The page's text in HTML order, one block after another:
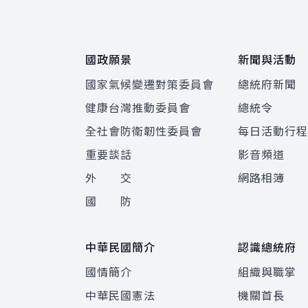
國政願景
國家氣候變遷對策委員會
健康台灣推動委員會
全社會防衛韌性委員會
重要談話
外 交
國 防
新聞與活動
總統府新聞
總統令
每日活動行程
影音頻道
網路相簿
中華民國簡介
國情簡介
中華民國憲法
認識總統府
組織與職掌
機關首長